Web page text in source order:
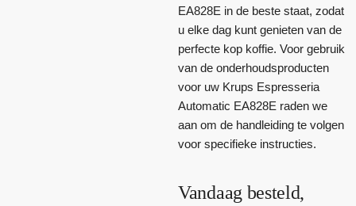
EA828E in de beste staat, zodat
u elke dag kunt genieten van de
perfecte kop koffie. Voor gebruik
van de onderhoudsproducten
voor uw Krups Espresseria
Automatic EA828E raden we
aan om de handleiding te volgen
voor specifieke instructies.
Vandaag besteld,